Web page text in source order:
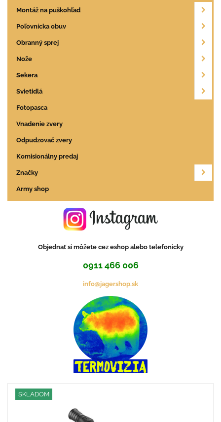
Montáž na puškohľad
Poľovnícka obuv
Obranný sprej
Nože
Sekera
Svietidlá
Fotopasca
Vnadenie zvery
Odpudzovač zvery
Komisionálny predaj
Značky
Army shop
Objednať si môžete cez eshop alebo telefonicky
0911 466 006
info@jagershop.sk
SKLADOM